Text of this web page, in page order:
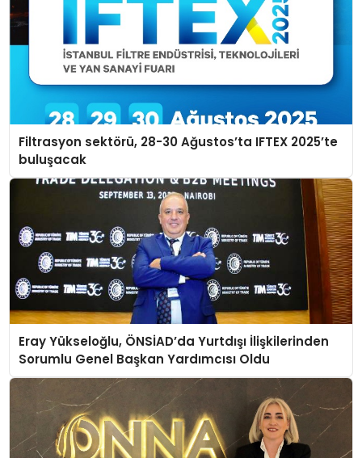
Filtrasyon sektörü, 28-30 Ağustos’ta IFTEX 2025’te
buluşacak
Eray Yükseloğlu, ÖNSİAD’da Yurtdışı İlişkilerinden
Sorumlu Genel Başkan Yardımcısı Oldu